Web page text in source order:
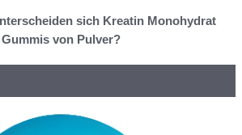
sich Kreatin Monohydrat
Gummis von Pulver?